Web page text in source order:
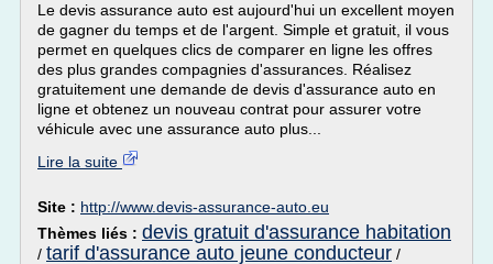
Le devis assurance auto est aujourd'hui un excellent moyen
de gagner du temps et de l'argent. Simple et gratuit, il vous
permet en quelques clics de comparer en ligne les offres
des plus grandes compagnies d'assurances. Réalisez
gratuitement une demande de devis d'assurance auto en
ligne et obtenez un nouveau contrat pour assurer votre
véhicule avec une assurance auto plus...
Lire la suite
Site : http://www.devis-assurance-auto.eu
Thèmes liés : devis gratuit d'assurance habitation
/ tarif d'assurance auto jeune conducteur /